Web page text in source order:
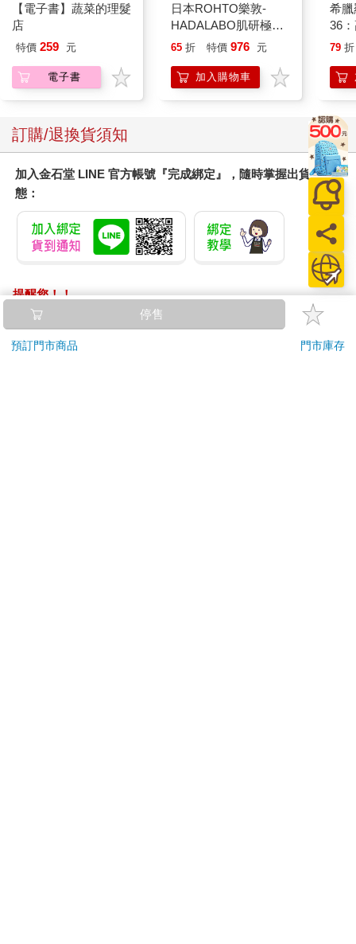
【電子書】蔬菜的理髮
店
特價 259 元
電子書
日本ROHTO樂敦-
HADALABO肌研極潤
金緻7重玻尿酸高效保
140ml/金瓶(Premium
臉部肌膚護理乳霜,素
65 折 特價 976 元
加入購物車
希
36
79 折
訂購/退換貨須知
加入金石堂 LINE 官方帳號『完成綁定』，隨時掌握出貨動
態：
提醒您！！
金石堂及銀行均不會請您操作ATM! 如接獲電話要求您前往
ATM提款機，請不要聽從指示，以免受騙上當！
停售
預訂門市商品 門市庫存